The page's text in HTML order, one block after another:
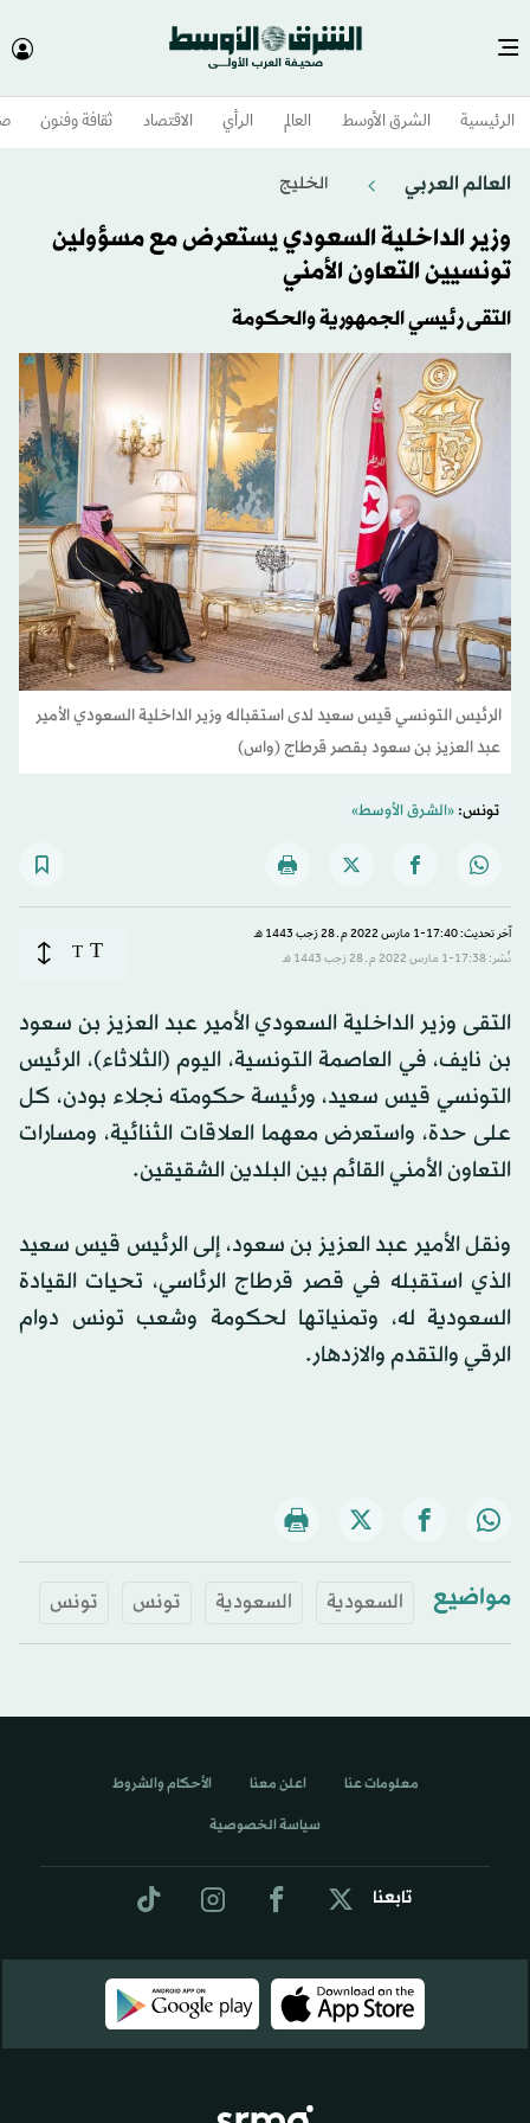
الرئيسية الشرق الأوسط​ العالم الرأي الاقتصاد ثقافة وفنون
العالم العربي الخليج
وزير الداخلية السعودي يستعرض مع مسؤولين
تونسيين التعاون الأمني
التقى رئيسي الجمهورية والحكومة
الرئيس التونسي قيس سعيد لدى استقباله وزير الداخلية السعودي الأمير
عبد العزيز بن سعود بقصر قرطاج (واس)
تونس:«الشرق الأوسط»
آخر تحديث: 17:40-1 مارس 2022 م ـ 28 رَجب 1443 هـ
نُشر: 17:38-1 مارس 2022 م ـ 28 رَجب 1443 هـ
T
T
التقى وزير الداخلية السعودي الأمير عبد العزيز بن سعود
بن نايف، في العاصمة التونسية، اليوم (الثلاثاء)، الرئيس
التونسي قيس سعيد، ورئيسة حكومته نجلاء بودن، كل
على حدة، واستعرض معهما العلاقات الثنائية، ومسارات
التعاون الأمني القائم بين البلدين الشقيقين.
ونقل الأمير عبد العزيز بن سعود، إلى الرئيس قيس سعيد
الذي استقبله في قصر قرطاج الرئاسي، تحيات القيادة
السعودية له، وتمنياتها لحكومة وشعب تونس دوام
الرقي والتقدم والازدهار.
مواضيع السعودية السعودية تونس تونس
تابعنا
معلومات عنا اعلن معنا الأحكام والشروط
سياسة الخصوصية